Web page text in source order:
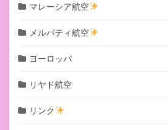
マレーシア航空
メルパティ航空
ヨーロッパ
リヤド航空
リンク